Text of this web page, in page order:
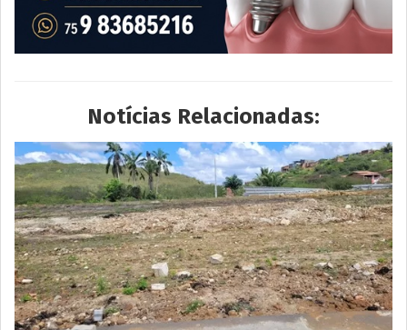
Notícias Relacionadas: